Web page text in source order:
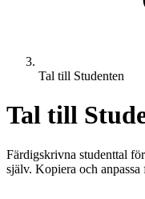
Tal till Studenten
Tal till
Färdigskrivna studenttal
själv. Kopiera och